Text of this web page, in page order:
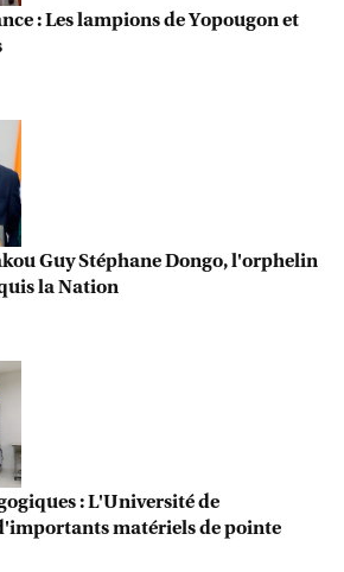
: Les lampions de Yopougon et
Guy Stéphane Dongo, l'orphelin
la Nation
: L'Université de
matériels de pointe